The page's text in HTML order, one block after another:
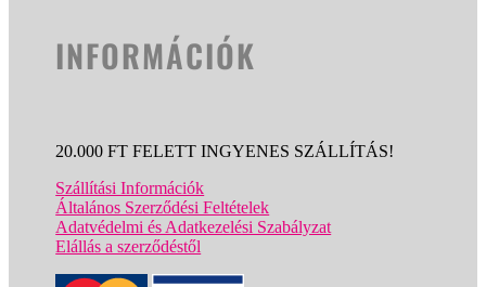
INFORMÁCIÓK
20.000 FT FELETT INGYENES SZÁLLÍTÁS!
Szállítási Információk
Általános Szerződési Feltételek
Adatvédelmi és Adatkezelési Szabályzat
Elállás a szerződéstől